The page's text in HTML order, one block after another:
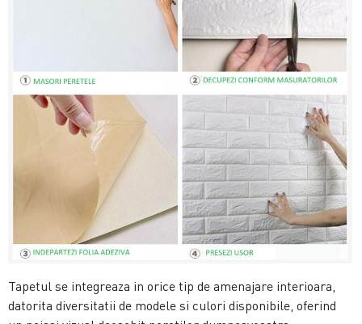
Tapetul se integreaza in orice tip de amenajare interioara,
datorita diversitatii de modele si culori disponibile, oferind